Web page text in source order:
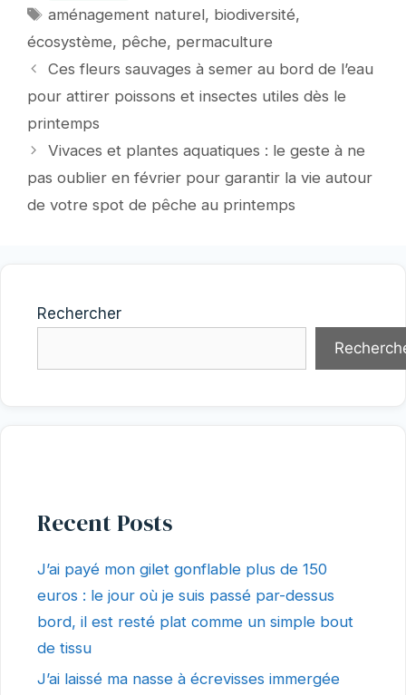
Étiquettes
aménagement naturel, biodiversité,
écosystème, pêche, permaculture
Ces fleurs sauvages à semer au bord de l’eau
pour attirer poissons et insectes utiles dès le
printemps
Vivaces et plantes aquatiques : le geste à ne
pas oublier en février pour garantir la vie autour
de votre spot de pêche au printemps
Rechercher
Recent Posts
J’ai payé mon gilet gonflable plus de 150
euros : le jour où je suis passé par-dessus
bord, il est resté plat comme un simple bout
de tissu
J’ai laissé ma nasse à écrevisses immergée